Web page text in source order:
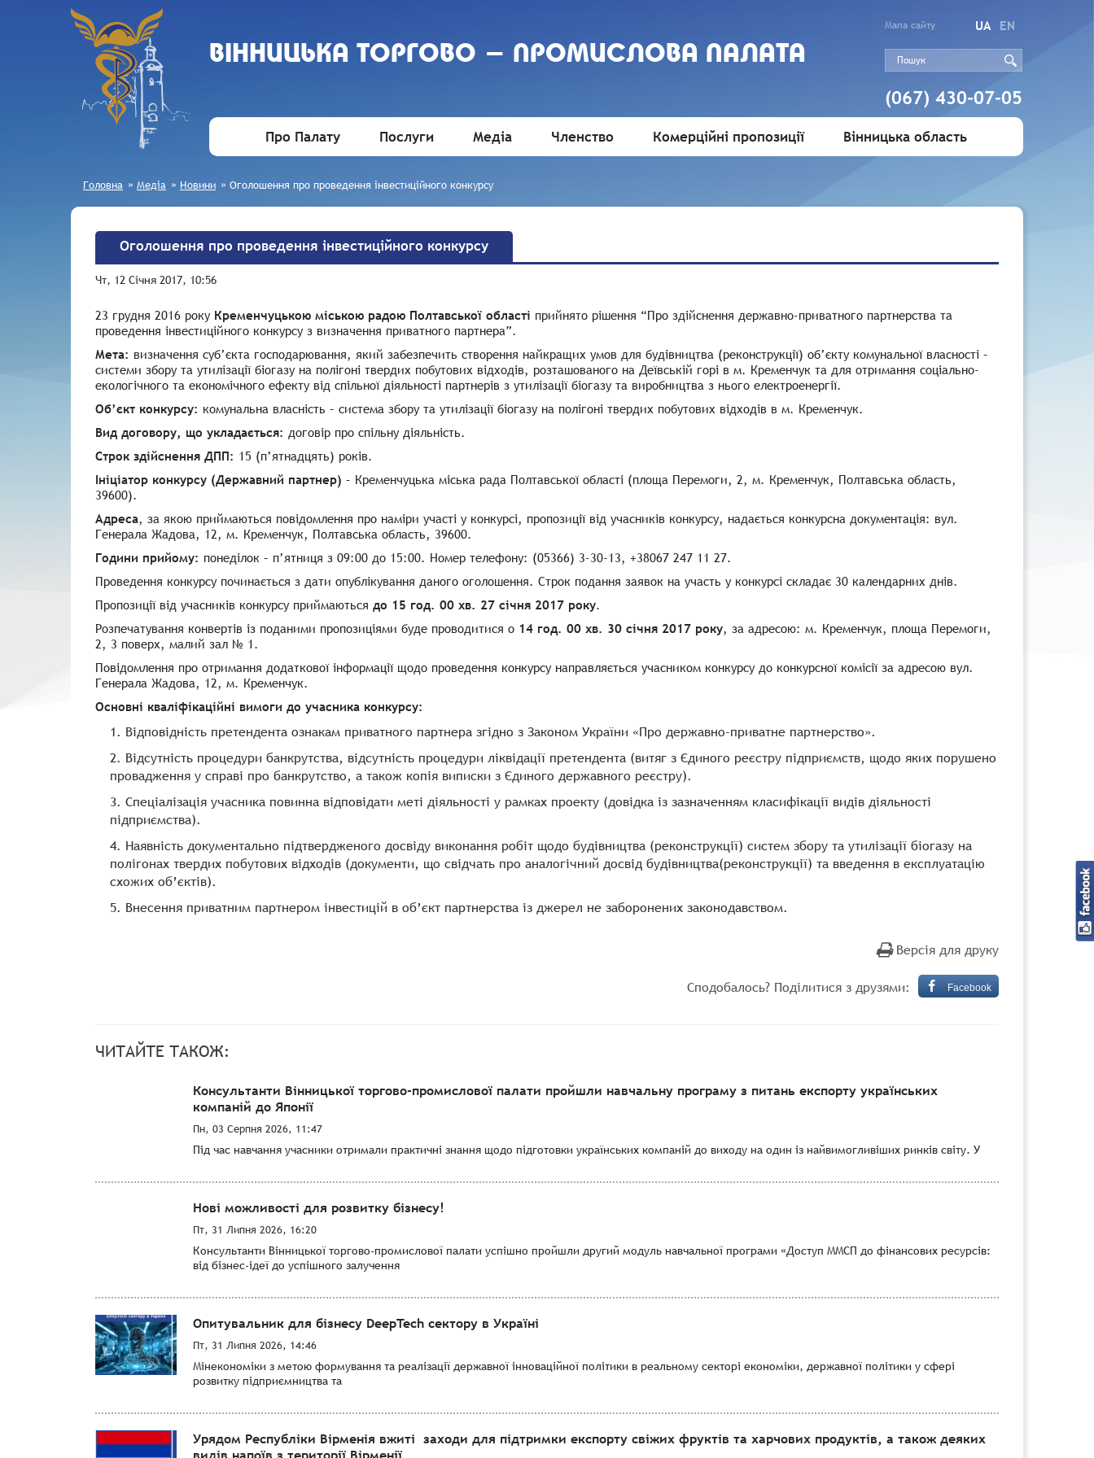
ВIННИЦЬКА ТОРГОВО - ПРОМИСЛОВА ПАЛАТА
Мапа сайту UA EN
(067) 430-07-05
Про Палату Послуги Медіа Членство Комерційні пропозиції Вінницька область
Головна » Медіа » Новини » Оголошення про проведення інвестиційного конкурсу
Оголошення про проведення інвестиційного конкурсу
Чт, 12 Січня 2017, 10:56
23 грудня 2016 рокуКременчуцькою міською радою Полтавської області прийнято рішення “Про здійснення державно-приватного партнерства та
проведення інвестиційного конкурсу з визначення приватного партнера”.
Мета: визначення суб’єкта господарювання, який забезпечить створення найкращих умов для будівництва (реконструкції) об’єкту комунальної власності –
системи збору та утилізації біогазу на полігоні твердих побутових відходів, розташованого на Деївській горі в м. Кременчук та для отримання соціально-
екологічного та економічного ефекту від спільної діяльності партнерів з утилізації біогазу та виробництва з нього електроенергії.
Об’єкт конкурсу: комунальна власність – система збору та утилізації біогазу на полігоні твердих побутових відходів в м. Кременчук.
Вид договору, що укладається: договір про спільну діяльність.
Строк здійснення ДПП: 15 (п’ятнадцять) років.
Ініціатор конкурсу (Державний партнер) – Кременчуцька міська рада Полтавської області (площа Перемоги, 2, м. Кременчук, Полтавська область,
39600).
Адреса, за якою приймаються повідомлення про наміри участі у конкурсі, пропозиції від учасників конкурсу, надається конкурсна документація: вул.
Генерала Жадова, 12, м. Кременчук, Полтавська область, 39600.
Години прийому: понеділок – п’ятниця з 09:00 до 15:00. Номер телефону: (05366) 3-30-13, +38067 247 11 27.
Проведення конкурсу починається з дати опублікування даного оголошення. Строк подання заявок на участь у конкурсі складає 30 календарних днів.
Пропозиції від учасників конкурсу приймаються до 15 год. 00 хв. 27 січня 2017 року.
Розпечатування конвертів із поданими пропозиціями буде проводитися о 14 год. 00 хв. 30 січня 2017 року, за адресою: м. Кременчук, площа Перемоги,
2, 3 поверх, малий зал № 1.
Повідомлення про отримання додаткової інформації щодо проведення конкурсу направляється учасником конкурсу до конкурсної комісії за адресою вул.
Генерала Жадова, 12, м. Кременчук.
Основні кваліфікаційні вимоги до учасника конкурсу:
Відповідність претендента ознакам приватного партнера згідно з Законом України «Про державно-приватне партнерство».
Відсутність процедури банкрутства, відсутність процедури ліквідації претендента (витяг з Єдиного реєстру підприємств, щодо яких порушено
провадження у справі про банкрутство, а також копія виписки з Єдиного державного реєстру).
Спеціалізація учасника повинна відповідати меті діяльності у рамках проекту (довідка із зазначенням класифікації видів діяльності
підприємства).
Наявність документально підтвердженого досвіду виконання робіт щодо будівництва (реконструкції) систем збору та утилізації біогазу на
полігонах твердих побутових відходів (документи, що свідчать про аналогічний досвід будівництва(реконструкції) та введення в експлуатацію
схожих об’єктів).
Внесення приватним партнером інвестицій в об’єкт партнерства із джерел не заборонених законодавством.
Версія для друку
Сподобалось? Поділитися з друзями: Facebook
ЧИТАЙТЕ ТАКОЖ:
Консультанти Вінницької торгово-промислової палати пройшли навчальну програму з питань експорту українських
компаній до Японії
Пн, 03 Серпня 2026, 11:47
Під час навчання учасники отримали практичні знання щодо підготовки українських компаній до виходу на один із найвимогливіших ринків світу. У
Нові можливості для розвитку бізнесу!
Пт, 31 Липня 2026, 16:20
Консультанти Вінницької торгово-промислової палати успішно пройшли другий модуль навчальної програми «Доступ ММСП до фінансових ресурсів:
від бізнес-ідеї до успішного залучення
Опитувальник для бізнесу DeepTech сектору в Україні
Пт, 31 Липня 2026, 14:46
Мінекономіки з метою формування та реалізації державної інноваційної політики в реальному секторі економіки, державної політики у сфері
розвитку підприємництва та
Урядом Республіки Вірменія вжиті заходи для підтримки експорту свіжих фруктів та харчових продуктів, а також деяких